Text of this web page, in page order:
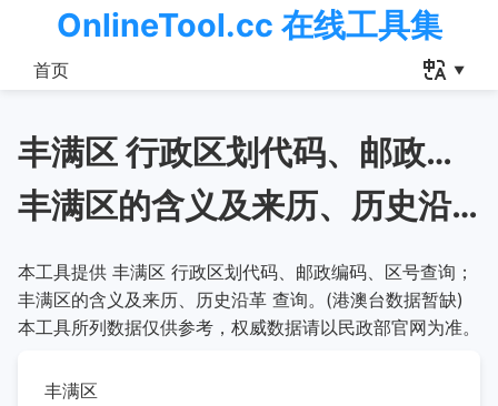
OnlineTool.cc 在线工具集
首页
丰满区 行政区划代码、邮政编码、区号查询
丰满区的含义及来历、历史沿革
本工具提供 丰满区 行政区划代码、邮政编码、区号查询；
丰满区的含义及来历、历史沿革 查询。(港澳台数据暂缺)
本工具所列数据仅供参考，权威数据请以民政部官网为准。
丰满区